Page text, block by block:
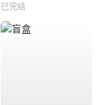
已完结